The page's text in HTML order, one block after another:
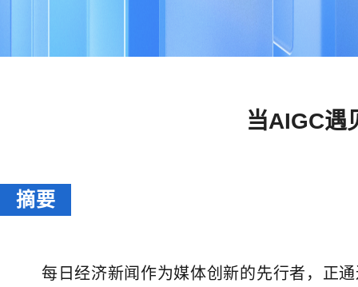
当AIGC遇
摘要
每日经济新闻作为媒体创新的先行者，正